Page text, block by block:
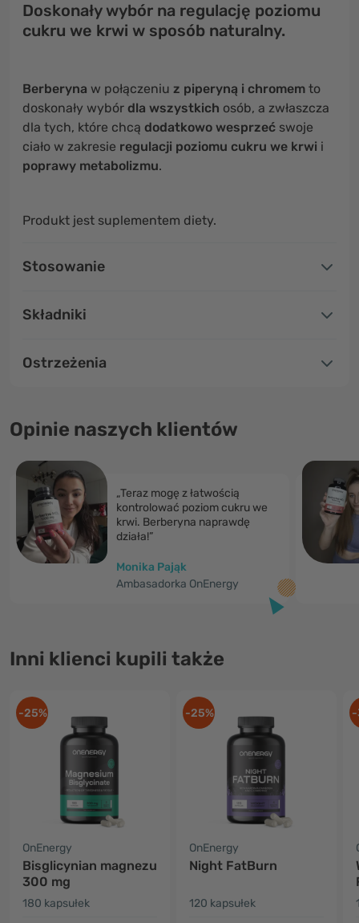
Doskonały wybór na regulację poziomu
cukru we krwi w sposób naturalny.
Berberyna w połączeniu z piperyną i chromem to
doskonały wybór dla wszystkich osób, a zwłaszcza
dla tych, które chcą dodatkowo wesprzeć swoje
ciało w zakresie regulacji poziomu cukru we krwi i
poprawy metabolizmu.
Produkt jest suplementem diety.
Stosowanie
Składniki
Ostrzeżenia
Opinie naszych klientów
„Teraz mogę z łatwością
kontrolować poziom cukru we
krwi. Berberyna naprawdę
działa!”
Monika Pająk
Ambasadorka OnEnergy
Inni klienci kupili także
-25%
OnEnergy
Bisglicynian magnezu
300 mg
180 kapsułek
-25%
OnEnergy
Night FatBurn
120 kapsułek
-